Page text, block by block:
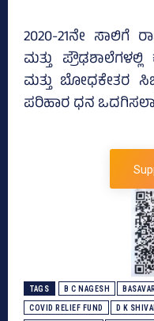
2020-21ನೇ ಸಾಲಿಗೆ
ಮತ್ತು ಪ್ರೌಢಶಾಲೆಗಳಲ್ಲಿ
ಮತ್ತು ಬೋಧಕೇತರ
ಪರಿಹಾರ ಧನ
TAGS B C NAGESH
COVID RELIEF FUND D K